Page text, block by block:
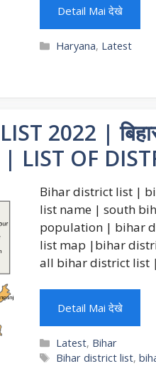
Detail Mai देखे
Categories
Haryana, Latest
2022 |
LIST OF
Bihar district list |
list name | south
population | bihar
list map |bihar
all bihar district list
Detail Mai देखे
Categories
Latest, Bihar
Tags
Bihar district list,